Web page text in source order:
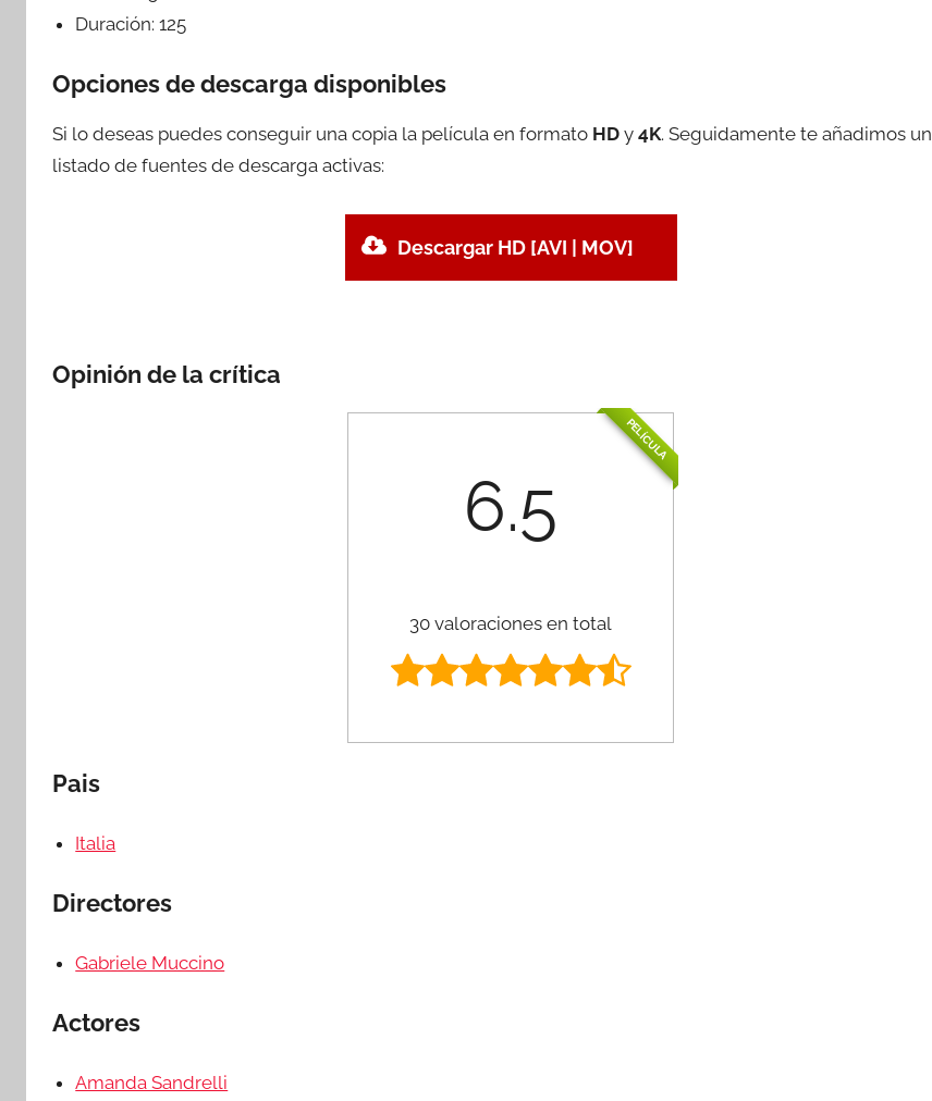
Duración:125
Opciones de descarga disponibles
Si lo deseas puedes conseguir una copia la película en formato HD y 4K. Seguidamente te añadimos un
listado de fuentes de descarga activas:
Descargar HD [AVI | MOV]
Opinión de la crítica
PELÍCULA
6.5
30 valoraciones en total
Pais
Italia
Directores
Gabriele Muccino
Actores
Amanda Sandrelli